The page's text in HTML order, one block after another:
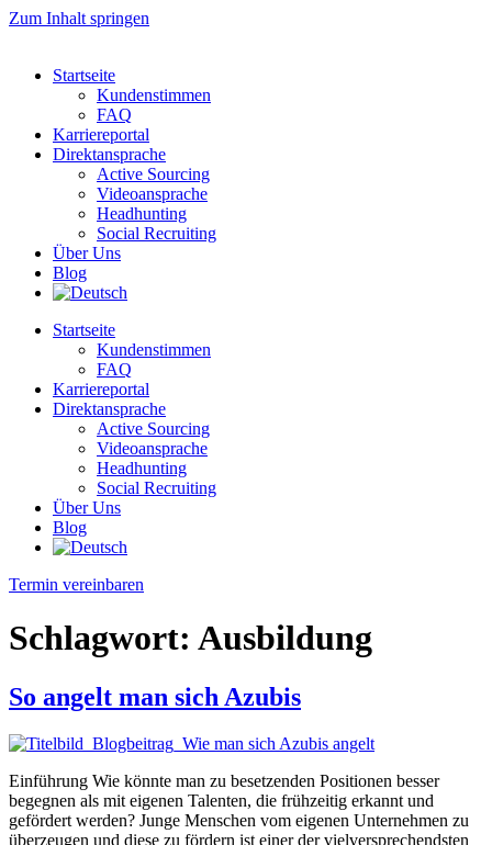
Zum Inhalt springen
Startseite
Kundenstimmen
FAQ
Karriereportal
Direktansprache
Active Sourcing
Videoansprache
Headhunting
Social Recruiting
Über Uns
Blog
Startseite
Kundenstimmen
FAQ
Karriereportal
Direktansprache
Active Sourcing
Videoansprache
Headhunting
Social Recruiting
Über Uns
Blog
Termin vereinbaren
Schlagwort: Ausbildung
So angelt man sich Azubis
Einführung Wie könnte man zu besetzenden Positionen besser
begegnen als mit eigenen Talenten, die frühzeitig erkannt und
gefördert werden? Junge Menschen vom eigenen Unternehmen zu
überzeugen und diese zu fördern ist einer der vielversprechendsten